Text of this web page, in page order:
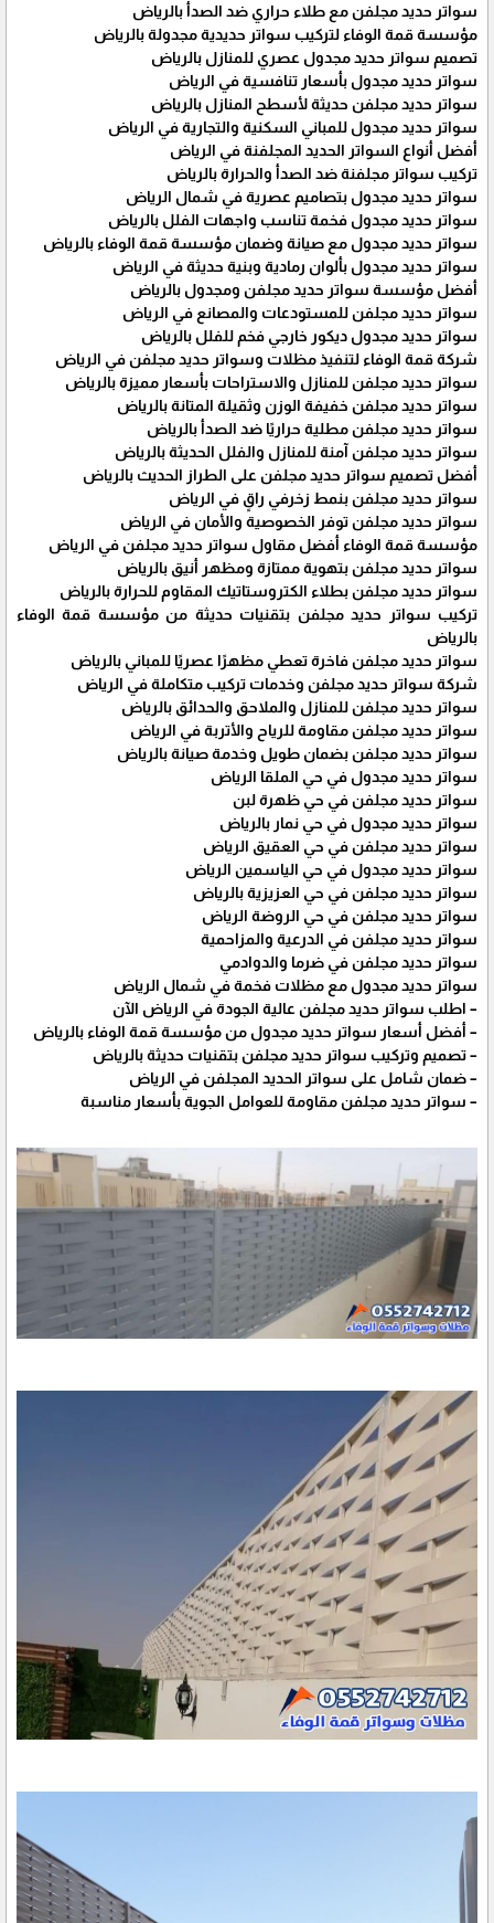
سواتر حديد مجلفن مع طلاء حراري ضد الصدأ بالرياض
مؤسسة قمة الوفاء لتركيب سواتر حديدية مجدولة بالرياض
تصميم سواتر حديد مجدول عصري للمنازل بالرياض
سواتر حديد مجدول بأسعار تنافسية في الرياض
سواتر حديد مجلفن حديثة لأسطح المنازل بالرياض
سواتر حديد مجدول للمباني السكنية والتجارية في الرياض
أفضل أنواع السواتر الحديد المجلفنة في الرياض
تركيب سواتر مجلفنة ضد الصدأ والحرارة بالرياض
سواتر حديد مجدول بتصاميم عصرية في شمال الرياض
سواتر حديد مجدول فخمة تناسب واجهات الفلل بالرياض
سواتر حديد مجدول مع صيانة وضمان مؤسسة قمة الوفاء بالرياض
سواتر حديد مجدول بألوان رمادية وبنية حديثة في الرياض
أفضل مؤسسة سواتر حديد مجلفن ومجدول بالرياض
سواتر حديد مجلفن للمستودعات والمصانع في الرياض
سواتر حديد مجدول ديكور خارجي فخم للفلل بالرياض
شركة قمة الوفاء لتنفيذ مظلات وسواتر حديد مجلفن في الرياض
سواتر حديد مجلفن للمنازل والاستراحات بأسعار مميزة بالرياض
سواتر حديد مجلفن خفيفة الوزن وثقيلة المتانة بالرياض
سواتر حديد مجلفن مطلية حراريًا ضد الصدأ بالرياض
سواتر حديد مجلفن آمنة للمنازل والفلل الحديثة بالرياض
أفضل تصميم سواتر حديد مجلفن على الطراز الحديث بالرياض
سواتر حديد مجلفن بنمط زخرفي راقٍ في الرياض
سواتر حديد مجلفن توفر الخصوصية والأمان في الرياض
مؤسسة قمة الوفاء أفضل مقاول سواتر حديد مجلفن في الرياض
سواتر حديد مجلفن بتهوية ممتازة ومظهر أنيق بالرياض
سواتر حديد مجلفن بطلاء الكتروستاتيك المقاوم للحرارة بالرياض
تركيب سواتر حديد مجلفن بتقنيات حديثة من مؤسسة قمة الوفاء
بالرياض
سواتر حديد مجلفن فاخرة تعطي مظهرًا عصريًا للمباني بالرياض
شركة سواتر حديد مجلفن وخدمات تركيب متكاملة في الرياض
سواتر حديد مجلفن للمنازل والملاحق والحدائق بالرياض
سواتر حديد مجلفن مقاومة للرياح والأتربة في الرياض
سواتر حديد مجلفن بضمان طويل وخدمة صيانة بالرياض
سواتر حديد مجدول في حي الملقا الرياض
سواتر حديد مجلفن في حي ظهرة لبن
سواتر حديد مجدول في حي نمار بالرياض
سواتر حديد مجلفن في حي العقيق الرياض
سواتر حديد مجدول في حي الياسمين الرياض
سواتر حديد مجلفن في حي العزيزية بالرياض
سواتر حديد مجلفن في حي الروضة الرياض
سواتر حديد مجلفن في الدرعية والمزاحمية
سواتر حديد مجلفن في ضرما والدوادمي
سواتر حديد مجدول مع مظلات فخمة في شمال الرياض
– اطلب سواتر حديد مجلفن عالية الجودة في الرياض الآن
– أفضل أسعار سواتر حديد مجدول من مؤسسة قمة الوفاء بالرياض
– تصميم وتركيب سواتر حديد مجلفن بتقنيات حديثة بالرياض
– ضمان شامل على سواتر الحديد المجلفن في الرياض
– سواتر حديد مجلفن مقاومة للعوامل الجوية بأسعار مناسبة